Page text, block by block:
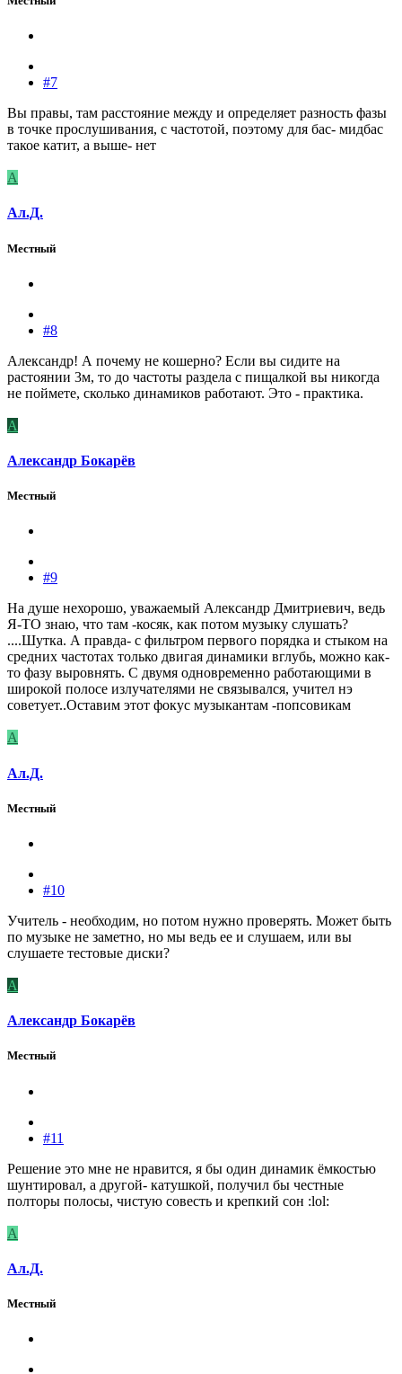
#7
Вы правы, там расстояние между и определяет разность фазы
в точке прослушивания, с частотой, поэтому для бас- мидбас
такое катит, а выше- нет
А
Ал.Д.
Местный
#8
Александр! А почему не кошерно? Если вы сидите на
растоянии 3м, то до частоты раздела с пищалкой вы никогда
не поймете, сколько динамиков работают. Это - практика.
А
Александр Бокарёв
Местный
#9
На душе нехорошо, уважаемый Александр Дмитриевич, ведь
Я-ТО знаю, что там -косяк, как потом музыку слушать?
....Шутка. А правда- с фильтром первого порядка и стыком на
средних частотах только двигая динамики вглубь, можно как-
то фазу выровнять. С двумя одновременно работающими в
широкой полосе излучателями не связывался, учител нэ
советует..Оставим этот фокус музыкантам -попсовикам
А
Ал.Д.
Местный
#10
Учитель - необходим, но потом нужно проверять. Может быть
по музыке не заметно, но мы ведь ее и слушаем, или вы
слушаете тестовые диски?
А
Александр Бокарёв
Местный
#11
Решение это мне не нравится, я бы один динамик ёмкостью
шунтировал, а другой- катушкой, получил бы честные
полторы полосы, чистую совесть и крепкий сон :lol:
А
Ал.Д.
Местный